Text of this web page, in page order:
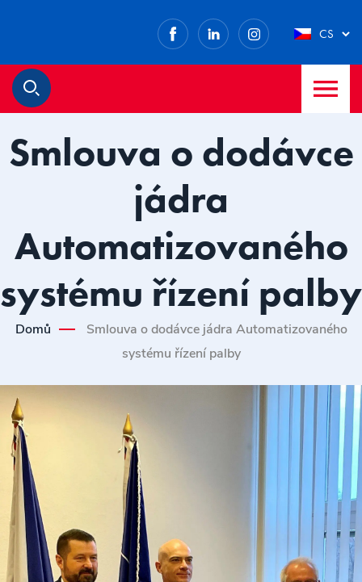
Facebook
LinkedInInstagram
CS
Smlouva o dodávce
jádra
Automatizovaného
systému řízení palby
Domů
Smlouva o dodávce jádra Automatizovaného
systému řízení palby